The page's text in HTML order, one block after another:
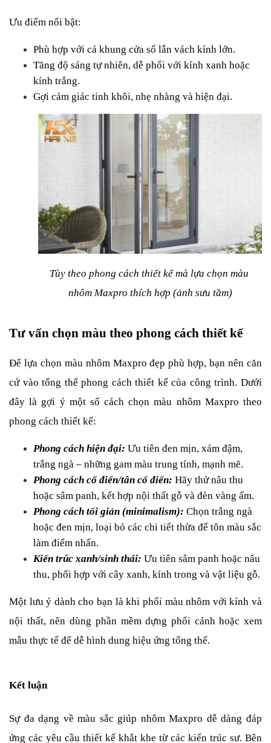
Ưu điểm nổi bật:
Phù hợp với cả khung cửa sổ lẫn vách kính lớn.
Tăng độ sáng tự nhiên, dễ phối với kính xanh hoặc
kính trắng.
Gợi cảm giác tinh khôi, nhẹ nhàng và hiện đại.
Tùy theo phong cách thiết kế mà lựa chọn màu
nhôm Maxpro thích hợp (ảnh sưu tầm)
Tư vấn chọn màu theo phong cách thiết kế
Để lựa chọn màu nhôm Maxpro đẹp phù hợp, bạn nên căn
cứ vào tổng thể phong cách thiết kế của công trình. Dưới
đây là gợi ý một số cách chọn màu nhôm Maxpro theo
phong cách thiết kế:
Phong cách hiện đại: Ưu tiên đen mịn, xám đậm,
trắng ngà – những gam màu trung tính, mạnh mẽ.
Phong cách cổ điển/tân cổ điển: Hãy thử nâu thu
hoặc sâm panh, kết hợp nội thất gỗ và đèn vàng ấm.
Phong cách tối giản (minimalism): Chọn trắng ngà
hoặc đen mịn, loại bỏ các chi tiết thừa để tôn màu sắc
làm điểm nhấn.
Kiến trúc xanh/sinh thái: Ưu tiên sâm panh hoặc nâu
thu, phối hợp với cây xanh, kính trong và vật liệu gỗ.
Một lưu ý dành cho bạn là khi phối màu nhôm với kính và
nội thất, nên dùng phần mềm dựng phối cảnh hoặc xem
mẫu thực tế để dễ hình dung hiệu ứng tổng thể.
Kết luận
Sự đa dạng về màu sắc giúp nhôm Maxpro dễ dàng đáp
ứng các yêu cầu thiết kế khắt khe từ các kiến trúc sư. Bên